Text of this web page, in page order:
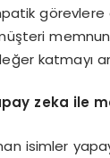
görevlere
katmayı
zeka ile m
isimler